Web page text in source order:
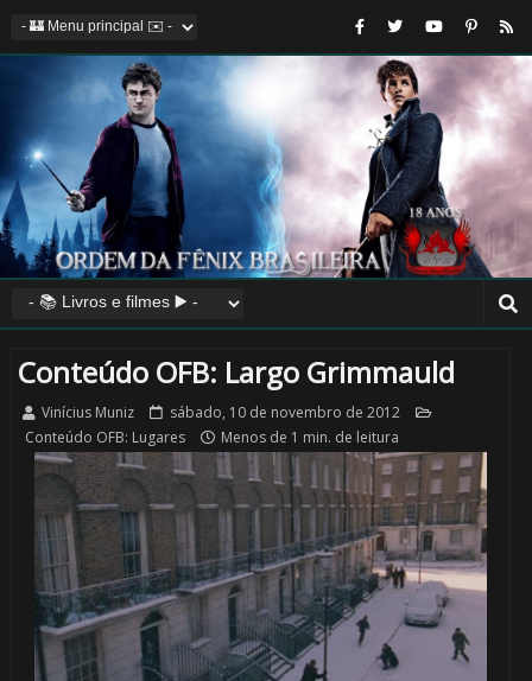
Conteúdo OFB: Largo Grimmauld
Vinícius Muniz
sábado, 10 de novembro de 2012
Conteúdo OFB: Lugares
Menos de 1 min. de leitura